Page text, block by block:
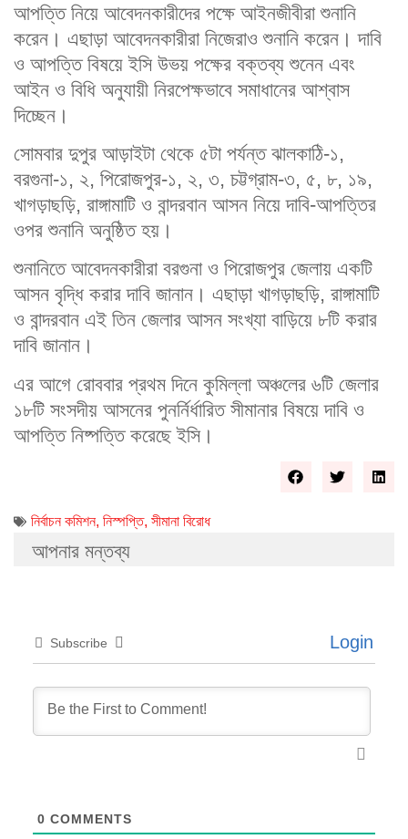
আপত্তি নিয়ে আবেদনকারীদের পক্ষে আইনজীবীরা শুনানি
করেন। এছাড়া আবেদনকারীরা নিজেরাও শুনানি করেন। দাবি
ও আপত্তি বিষয়ে ইসি উভয় পক্ষের বক্তব্য শুনেন এবং
আইন ও বিধি অনুযায়ী নিরপেক্ষভাবে সমাধানের আশ্বাস
দিচ্ছেন।
সোমবার দুপুর আড়াইটা থেকে ৫টা পর্যন্ত ঝালকাঠি-১,
বরগুনা-১, ২, পিরোজপুর-১, ২, ৩, চট্টগ্রাম-৩, ৫, ৮, ১৯,
খাগড়াছড়ি, রাঙ্গামাটি ও বান্দরবান আসন নিয়ে দাবি-আপত্তির
ওপর শুনানি অনুষ্ঠিত হয়।
শুনানিতে আবেদনকারীরা বরগুনা ও পিরোজপুর জেলায় একটি
আসন বৃদ্ধি করার দাবি জানান। এছাড়া খাগড়াছড়ি, রাঙ্গামাটি
ও বান্দরবান এই তিন জেলার আসন সংখ্যা বাড়িয়ে ৮টি করার
দাবি জানান।
এর আগে রোববার প্রথম দিনে কুমিল্লা অঞ্চলের ৬টি জেলার
১৮টি সংসদীয় আসনের পুনর্নির্ধারিত সীমানার বিষয়ে দাবি ও
আপত্তি নিষ্পত্তি করেছে ইসি।
নির্বাচন কমিশন, নিস্পপ্তি, সীমানা বিরোধ
আপনার মন্তব্য
Subscribe Login
0 COMMENTS